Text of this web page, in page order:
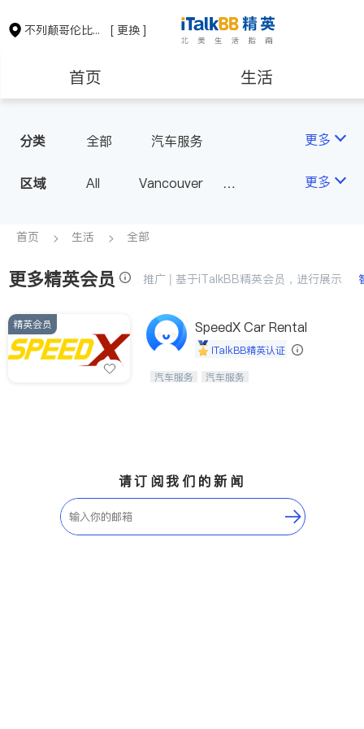
不列颠哥伦比亚省 [ 更换 ]
首页 生活
保险理财
会计师
分类 全部 汽车服务 更多
区域 All
Vancouver
Surrey
Port Coquitlam
Victoria
New Westminster
Langley
Port Moody
Maple Ridge
Kelowna
更多
首页 生活 全部
更多精英会员 推广 | 基于iTalkBB精英会员，进行展示
精英会员 SpeedX Car Rental
iTalkBB精英认证
【SpeedX私家车代理租赁】出租您的
汽车服务 汽车服务
请订阅我们的新闻